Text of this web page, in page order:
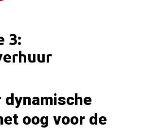
3:
dynamische
oog voor de